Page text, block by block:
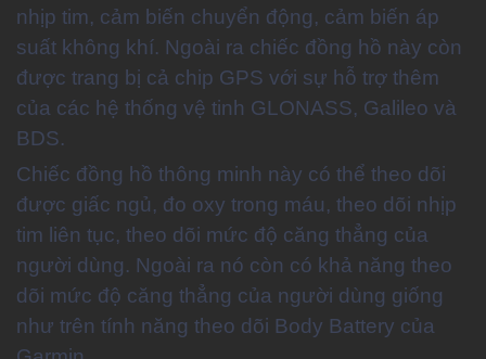
nhịp tim, cảm biến chuyển động, cảm biến áp
suất không khí. Ngoài ra chiếc đồng hồ này còn
được trang bị cả chip GPS với sự hỗ trợ thêm
của các hệ thống vệ tinh GLONASS, Galileo và
BDS.
Chiếc đồng hồ thông minh này có thể theo dõi
được giấc ngủ, đo oxy trong máu, theo dõi nhịp
tim liên tục, theo dõi mức độ căng thẳng của
người dùng. Ngoài ra nó còn có khả năng theo
dõi mức độ căng thẳng của người dùng giống
như trên tính năng theo dõi Body Battery của